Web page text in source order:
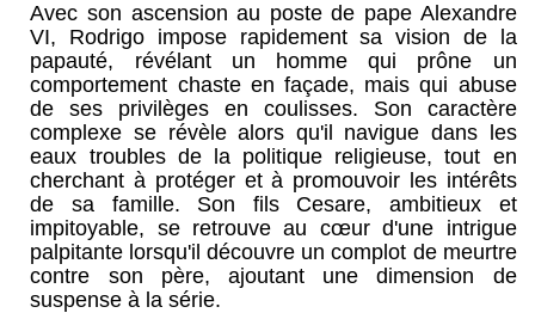
Avec son ascension au poste de pape Alexandre
VI, Rodrigo impose rapidement sa vision de la
papauté, révélant un homme qui prône un
comportement chaste en façade, mais qui abuse
de ses privilèges en coulisses. Son caractère
complexe se révèle alors qu'il navigue dans les
eaux troubles de la politique religieuse, tout en
cherchant à protéger et à promouvoir les intérêts
de sa famille. Son fils Cesare, ambitieux et
impitoyable, se retrouve au cœur d'une intrigue
palpitante lorsqu'il découvre un complot de meurtre
contre son père, ajoutant une dimension de
suspense à la série.